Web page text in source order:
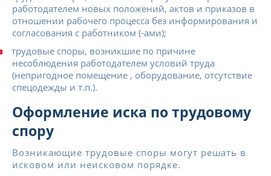
работодателем новых положений, актов и приказов в
отношении рабочего процесса без информирования и
согласования с работником (-ами);
трудовые споры, возникшие по причине
несоблюдения работодателем условий труда
(непригодное помещение , оборудование, отсутствие
спецодежды и т.п.).
Оформление иска по трудовому
спору
Возникающие трудовые споры могут решать в
исковом или неисковом порядке.